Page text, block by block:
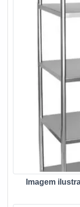
Imagem